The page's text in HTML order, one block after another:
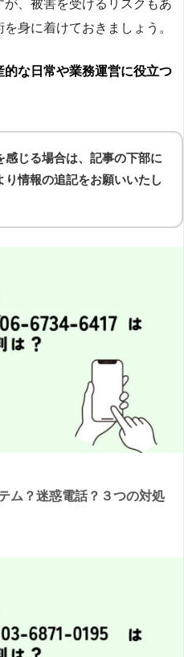
、被害を受けるリスクもあ
身に着けておきましょう。
な日常や業務運営に役立つ
感じる場合は、記事の下部に
り情報の追記をお願いいたし
ム？迷惑電話？３つの対処